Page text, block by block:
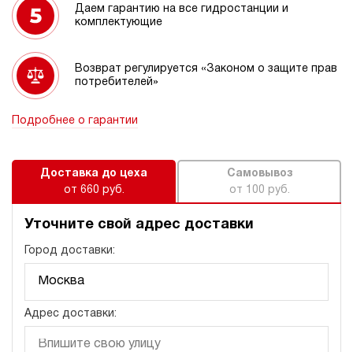
Даем гарантию на все гидростанции и
комплектующие
Возврат регулируется «Законом о защите прав
потребителей»
Подробнее о гарантии
Доставка до цеха
от 660 руб.
Самовывоз
от 100 руб.
Уточните свой адрес доставки
Город доставки:
Адрес доставки: